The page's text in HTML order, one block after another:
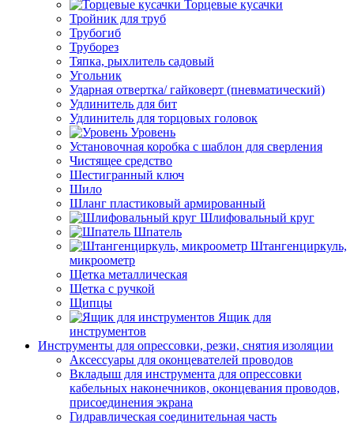
Торцевые кусачки
Тройник для труб
Трубогиб
Труборез
Тяпка, рыхлитель садовый
Угольник
Ударная отвертка/ гайковерт (пневматический)
Удлинитель для бит
Удлинитель для торцовых головок
Уровень
Установочная коробка с шаблон для сверления
Чистящее средство
Шестигранный ключ
Шило
Шланг пластиковый армированный
Шлифовальный круг
Шпатель
Штангенциркуль,
микроометр
Щетка металлическая
Щетка с ручкой
Щипцы
Ящик для
инструментов
Инструменты для опрессовки, резки, снятия изоляции
Аксессуары для оконцевателей проводов
Вкладыш для инструмента для опрессовки
кабельных наконечников, оконцевания проводов,
присоединения экрана
Гидравлическая соединительная часть